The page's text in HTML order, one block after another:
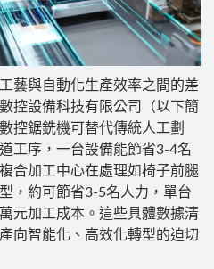
藝與自動化生產效率之間的差
控設備科技有限公司（以下簡
控鋸銑機可替代傳統人工劃
工序，一台設備能節省3-4名
合加工中心在處理如椅子前腿
，約可節省3-5名人力，單台
元加工成本。這些具體數據清
向智能化、高效化轉型的迫切